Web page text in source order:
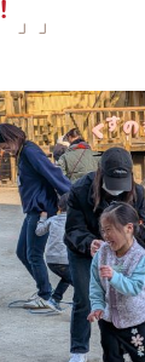
」」